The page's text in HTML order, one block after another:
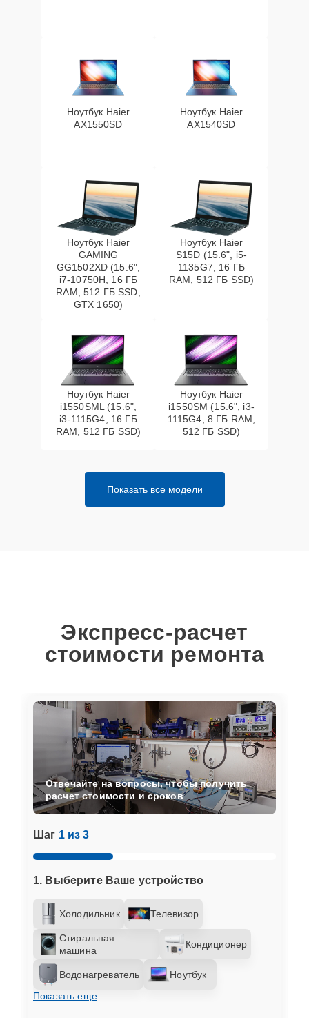
Ноутбук Haier
AX1550SD
Ноутбук Haier
AX1540SD
Ноутбук Haier
GAMING
GG1502XD (15.6",
i7-10750H, 16 ГБ
RAM, 512 ГБ SSD,
GTX 1650)
Ноутбук Haier
S15D (15.6", i5-
1135G7, 16 ГБ
RAM, 512 ГБ SSD)
Ноутбук Haier
i1550SML (15.6",
i3-1115G4, 16 ГБ
RAM, 512 ГБ SSD)
Ноутбук Haier
i1550SM (15.6", i3-
1115G4, 8 ГБ RAM,
512 ГБ SSD)
Показать все модели
Экспресс-расчет
стоимости ремонта
Шаг 1 из 3
1. Выберите Ваше устройство
Холодильник Телевизор
Стиральная
машина
Кондиционер
Водонагреватель
Ноутбук
Показать еще
Отвечайте на вопросы, чтобы получить
расчет стоимости и сроков